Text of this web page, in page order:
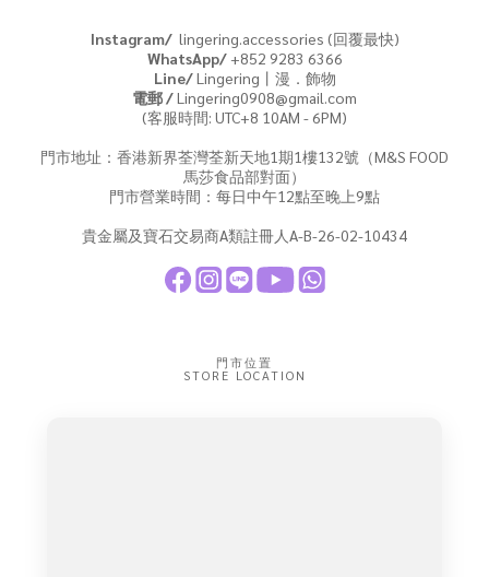
Instagram/ lingering.accessories (回覆最快)
WhatsApp/+852 9283 6366
Line/Lingering丨漫．飾物
電郵 /Lingering0908@gmail.com
(客服時間: UTC+8 10AM - 6PM)
門市地址：香港新界荃灣荃新天地1期1樓132號（M&S FOOD
馬莎食品部對面）
門市營業時間：每日中午12點至晚上9點
貴金屬及寶石交易商A類註冊人A-B-26-02-10434
門市位置
STORE LOCATION